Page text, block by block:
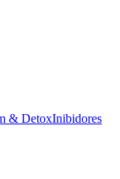
& DetoxInibidores